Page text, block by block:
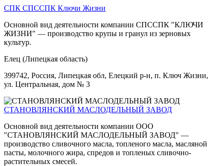
СПК СПССПК Ключи Жизни
Основной вид деятельности компании СПССПК "КЛЮЧИ
ЖИЗНИ" — производство крупы и гранул из зерновых
культур.
Елец (Липецкая область)
399742, Россия, Липецкая обл, Елецкий р-н, п. Ключ Жизни,
ул. Центральная, дом № 3
СТАНОВЛЯНСКИЙ МАСЛОДЕЛЬНЫЙ ЗАВОД
Основной вид деятельности компании ООО
"СТАНОВЛЯНСКИЙ МАСЛОДЕЛЬНЫЙ ЗАВОД" —
производство сливочного масла, топленого масла, масляной
пасты, молочного жира, спредов и топленых сливочно-
растительных смесей.